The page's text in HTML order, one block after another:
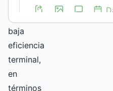
una
baja
eficiencia
terminal,
en
términos